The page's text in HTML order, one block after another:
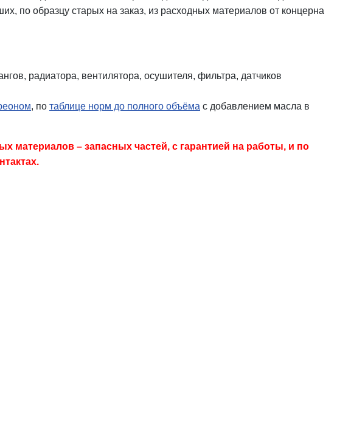
по образцу старых на заказ, из расходных материалов от концерна
радиатора, вентилятора, осушителя, фильтра, датчиков
, по таблице норм до полного объёма с добавлением масла в
– запасных частей, с гарантией на работы, и по